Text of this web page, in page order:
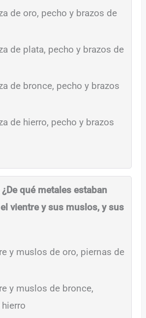
de oro, pecho y brazos de
de plata, pecho y brazos de
de bronce, pecho y brazos
de hierro, pecho y brazos
qué metales estaban
vientre y sus muslos, y sus
y muslos de oro, piernas de
y muslos de bronce,